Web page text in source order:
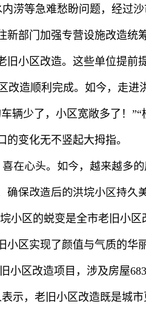
涝等急难愁盼问题，经过
新部门加强专营设施改造
旧小区改造。这些单位提前
改造顺利完成。如今，走
辆少了，小区宽敞多了！ ”“
变化无不竖起大拇指。
在心头。如今，越来越多
保改造后的洪垸小区持久美
小区的蜕变是全市老旧小区
小区实现了颜值与气质的华
小区改造项目，涉及房屋
示，老旧小区改造既是城